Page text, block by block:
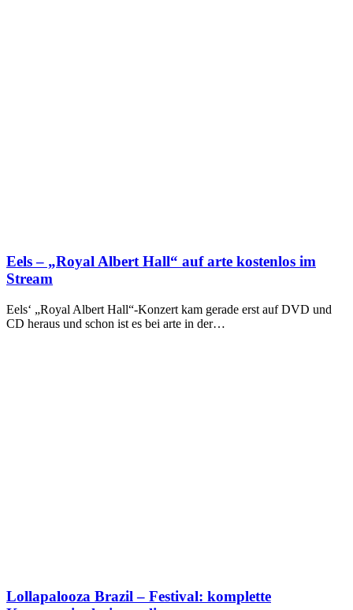
Eels – „Royal Albert Hall“ auf arte kostenlos im
Stream
Eels‘ „Royal Albert Hall“-Konzert kam gerade erst auf DVD und
CD heraus und schon ist es bei arte in der…
Lollapalooza Brazil – Festival: komplette